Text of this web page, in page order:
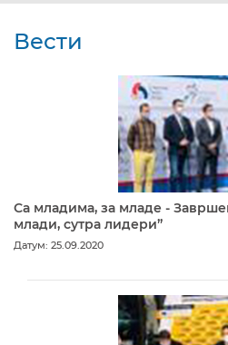
Вести
Са младима, за младе -
млади, сутра лидери”
Датум: 25.09.2020